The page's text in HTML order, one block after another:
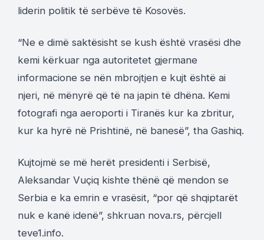
liderin politik të serbëve të Kosovës.
“Ne e dimë saktësisht se kush është vrasësi dhe
kemi kërkuar nga autoritetet gjermane
informacione se nën mbrojtjen e kujt është ai
njeri, në mënyrë që të na japin të dhëna. Kemi
fotografi nga aeroporti i Tiranës kur ka zbritur,
kur ka hyrë në Prishtinë, në banesë”, tha Gashiq.
Kujtojmë se më herët presidenti i Serbisë,
Aleksandar Vuçiq kishte thënë që mendon se
Serbia e ka emrin e vrasësit, “por që shqiptarët
nuk e kanë idenë”, shkruan nova.rs, përcjell
teve1.info.